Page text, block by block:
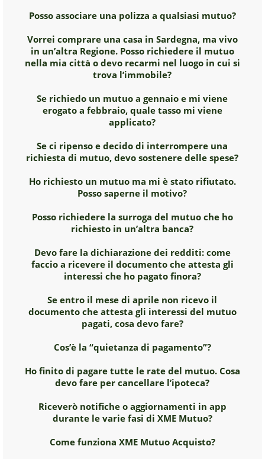
Posso associare una polizza a qualsiasi mutuo?
Vorrei comprare una casa in Sardegna, ma vivo
in un’altra Regione. Posso richiedere il mutuo
nella mia città o devo recarmi nel luogo in cui si
trova l’immobile?
Se richiedo un mutuo a gennaio e mi viene
erogato a febbraio, quale tasso mi viene
applicato?
Se ci ripenso e decido di interrompere una
richiesta di mutuo, devo sostenere delle spese?
Ho richiesto un mutuo ma mi è stato rifiutato.
Posso saperne il motivo?
Posso richiedere la surroga del mutuo che ho
richiesto in un’altra banca?
Devo fare la dichiarazione dei redditi: come
faccio a ricevere il documento che attesta gli
interessi che ho pagato finora?
Se entro il mese di aprile non ricevo il
documento che attesta gli interessi del mutuo
pagati, cosa devo fare?
Cos’è la “quietanza di pagamento”?
Ho finito di pagare tutte le rate del mutuo. Cosa
devo fare per cancellare l’ipoteca?
Riceverò notifiche o aggiornamenti in app
durante le varie fasi di XME Mutuo?
Come funziona XME Mutuo Acquisto?